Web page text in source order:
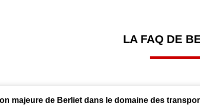
LA FAQ DE
majeure de Berliet dans le domaine des